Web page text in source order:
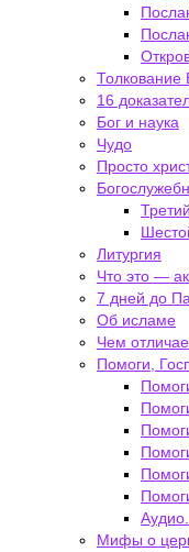
Толкование
16
Бог и наука
Чудо
Просто
Литургия
Что это —
7 дней до
Об исламе
Чем
Помоги,
Мифы о